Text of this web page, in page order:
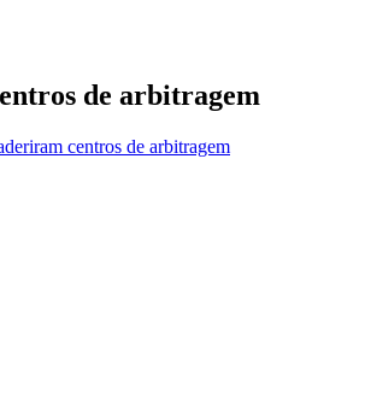
de arbitragem
centros de arbitragem